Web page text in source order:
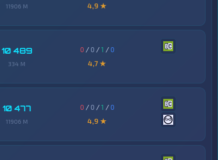
11906 M
4,9 ★
10 489
334 M
0 / 0 /1 /0
4,7 ★
10 477
11906 M
0 / 0 /1 /0
4,9 ★